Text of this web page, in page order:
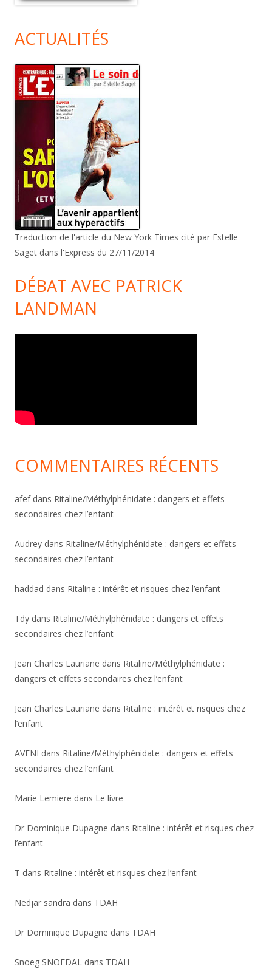
ACTUALITÉS
Traduction de l'article du New York Times cité par Estelle
Saget dans l'Express du 27/11/2014
DÉBAT AVEC PATRICK
LANDMAN
COMMENTAIRES RÉCENTS
afefdans Ritaline/Méthylphénidate : dangers et effets
secondaires chez l’enfant
Audrey dans Ritaline/Méthylphénidate : dangers et effets
secondaires chez l’enfant
haddad dans Ritaline : intérêt et risques chez l’enfant
Tdy dans Ritaline/Méthylphénidate : dangers et effets
secondaires chez l’enfant
Jean Charles Lauriane dans Ritaline/Méthylphénidate :
dangers et effets secondaires chez l’enfant
Jean Charles Lauriane dans Ritaline : intérêt et risques chez
l’enfant
AVENI dans Ritaline/Méthylphénidate : dangers et effets
secondaires chez l’enfant
Marie Lemiere dans Le livre
Dr Dominique Dupagne dans Ritaline : intérêt et risques chez
l’enfant
T dans Ritaline : intérêt et risques chez l’enfant
Nedjar sandra dans TDAH
Dr Dominique Dupagne dans TDAH
Snoeg SNOEDAL dans TDAH